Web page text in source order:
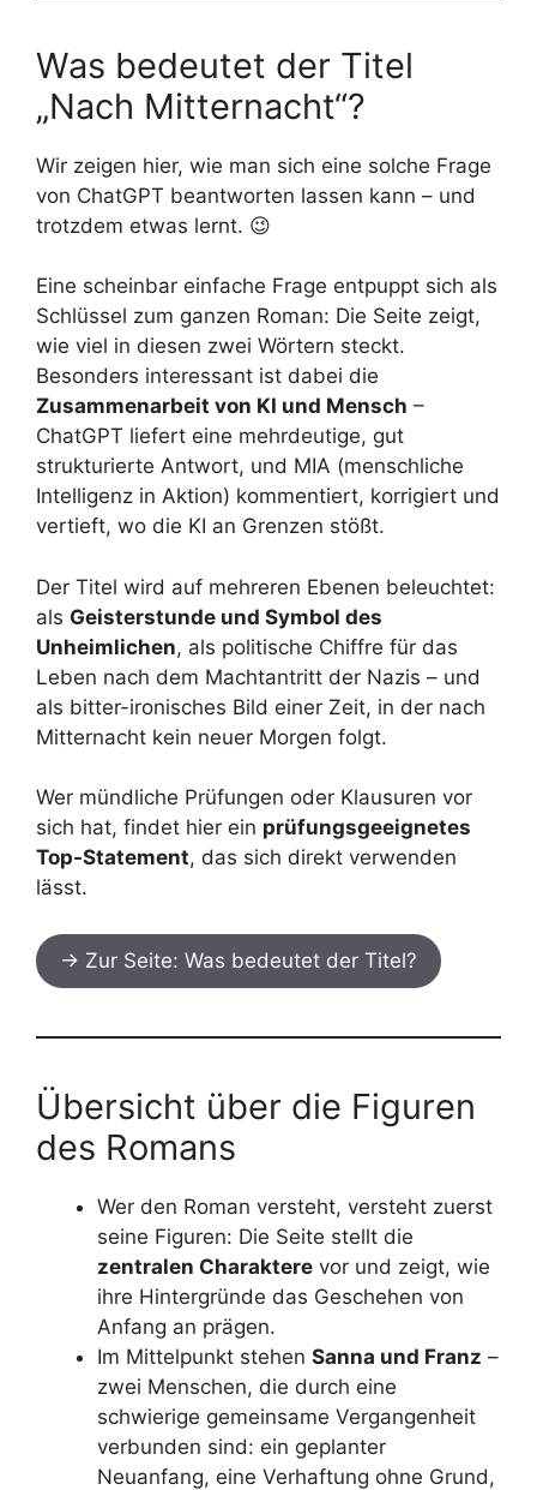
Was bedeutet der Titel
„Nach Mitternacht“?
Wir zeigen hier, wie man sich eine solche Frage
von ChatGPT beantworten lassen kann – und
trotzdem etwas lernt. 😉
Eine scheinbar einfache Frage entpuppt sich als
Schlüssel zum ganzen Roman: Die Seite zeigt,
wie viel in diesen zwei Wörtern steckt.
Besonders interessant ist dabei die
Zusammenarbeit von KI und Mensch –
ChatGPT liefert eine mehrdeutige, gut
strukturierte Antwort, und MIA (menschliche
Intelligenz in Aktion) kommentiert, korrigiert und
vertieft, wo die KI an Grenzen stößt.
Der Titel wird auf mehreren Ebenen beleuchtet:
als Geisterstunde und Symbol des
Unheimlichen, als politische Chiffre für das
Leben nach dem Machtantritt der Nazis – und
als bitter-ironisches Bild einer Zeit, in der nach
Mitternacht kein neuer Morgen folgt.
Wer mündliche Prüfungen oder Klausuren vor
sich hat, findet hier ein prüfungsgeeignetes
Top-Statement, das sich direkt verwenden
lässt.
→ Zur Seite: Was bedeutet der Titel?
Übersicht über die Figuren
des Romans
Wer den Roman versteht, versteht zuerst
seine Figuren: Die Seite stellt die
zentralen Charaktere vor und zeigt, wie
ihre Hintergründe das Geschehen von
Anfang an prägen.
Im Mittelpunkt stehen Sanna und Franz –
zwei Menschen, die durch eine
schwierige gemeinsame Vergangenheit
verbunden sind: ein geplanter
Neuanfang, eine Verhaftung ohne Grund,